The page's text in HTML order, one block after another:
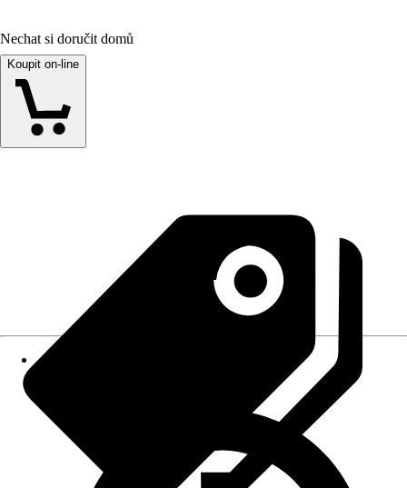
Nechat si doručit domů
Koupit on-line